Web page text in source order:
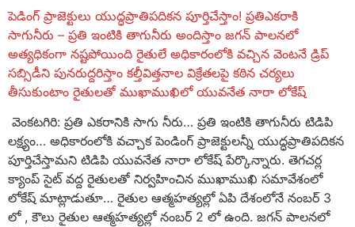
పెడింగ్ ప్రాజెక్టులు యుద్ధప్రాతిపదికన పూర్తిచేస్తాం! ప్రతిఎకరాకి
సాగునీరు – ప్రతి ఇంటికి తాగునీరు అందిస్తాం జగన్ పాలనలో
అత్యధికంగా నష్టపోయింది రైతులే అధికారంలోకి వచ్చిన వెంటనే డ్రిప్
సబ్సిడీని పునరుద్దరిస్తాం కల్తీవిత్తనాల విక్రేతలపై కఠిన చర్యలు
తీసుకుంటాం రైతులతో ముఖాముఖిలో యువనేత నారా లోకేష్
వెంకటగిరి: ప్రతి ఎకరానికి సాగు నీరు… ప్రతి ఇంటికి తాగునీరు టిడిపి
లక్ష్యం… అధికారంలోకి వచ్చాక పెండింగ్ ప్రాజెక్టులన్నీ యుద్ధప్రాతిపదికన
పూర్తిచేస్తామని టిడిపి యువనేత నారా లోకేష్ పేర్కొన్నారు. తెగచర్ల
క్యాంప్ సైట్ వద్ద రైతులతో నిర్వహించిన ముఖాముఖి సమావేశంలో
లోకేష్ మాట్లాడుతూ… రైతుల ఆత్మహత్యల్లో ఏపి దేశంలోనే నంబర్ 3
లో , కౌలు రైతుల ఆత్మహత్యల్లో నంబర్ 2 లో ఉంది. జగన్ పాలనలో